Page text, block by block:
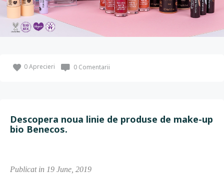
0Aprecieri 0 Comentarii
Descopera noua linie de produse de make-up
bio Benecos.
Publicat in 19 June, 2019